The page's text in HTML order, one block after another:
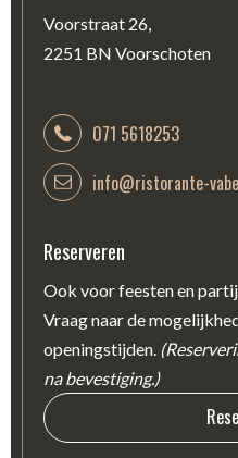
Voorstraat 26,
2251 BN Voorschoten
071 5618253
info@ristorante-
Reserveren
Ook voor feesten en
Vraag naar de
openingstijden.
na bevestiging.)